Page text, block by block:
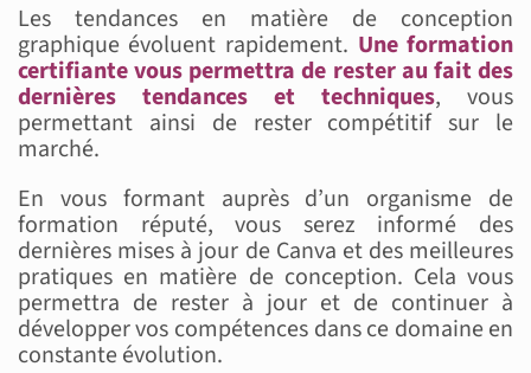
Les tendances en matière de conception
graphique évoluent rapidement. Une formation
certifiante vous permettra de rester au fait des
dernières tendances et techniques, vous
permettant ainsi de rester compétitif sur le
marché.
En vous formant auprès d’un organisme de
formation réputé, vous serez informé des
dernières mises à jour de Canva et des meilleures
pratiques en matière de conception. Cela vous
permettra de rester à jour et de continuer à
développer vos compétences dans ce domaine en
constante évolution.